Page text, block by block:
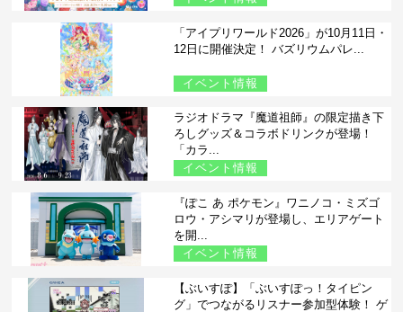
「アイプリワールド2026」が10月11日・
12日に開催決定！ バズリウムパレ...
イベント情報
ラジオドラマ『魔道祖師』の限定描き下
ろしグッズ＆コラボドリンクが登場！
「カラ...
イベント情報
『ぽこ あ ポケモン』ワニノコ・ミズゴ
ロウ・アシマリが登場し、エリアゲート
を開...
イベント情報
【ぶいすぽ】「ぶいすぽっ！タイピン
グ」でつながるリスナー参加型体験！ ゲ